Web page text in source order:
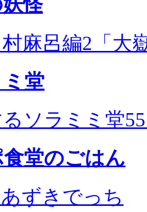
怪
麻呂編2「大
堂
ソラミミ堂
堂のごはん
ずきでっち